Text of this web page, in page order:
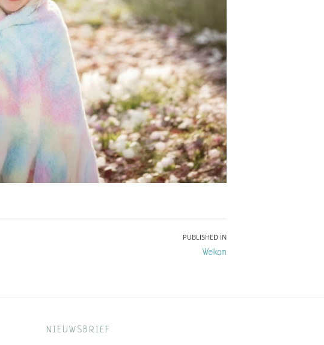
PUBLISHED IN
Welkom
NIEUWSBRIEF